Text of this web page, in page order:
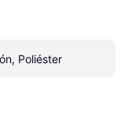
Poliéster